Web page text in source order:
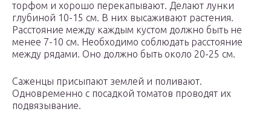
торфом и хорошо перекапывают. Делают лунки
глубиной 10-15 см. В них высаживают растения.
Расстояние между каждым кустом должно быть не
менее 7-10 см. Необходимо соблюдать расстояние
между рядами. Оно должно быть около 20-25 см.
Саженцы присыпают землей и поливают.
Одновременно с посадкой томатов проводят их
подвязывание.